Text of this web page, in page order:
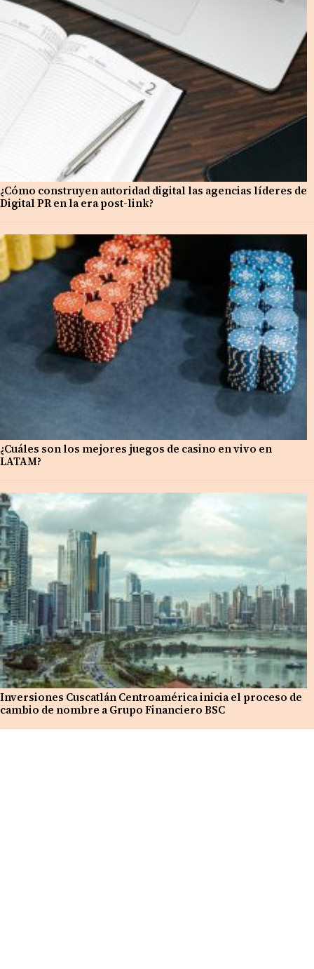
¿Cómo construyen autoridad digital las agencias líderes de
Digital PR en la era post-link?
¿Cuáles son los mejores juegos de casino en vivo en
LATAM?
Inversiones Cuscatlán Centroamérica inicia el proceso de
cambio de nombre a Grupo Financiero BSC